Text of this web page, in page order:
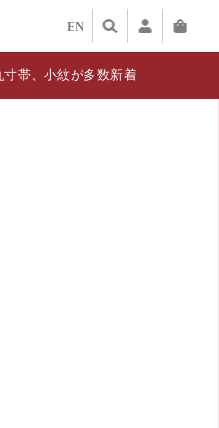
EN
寸帯、小紋が多数新着